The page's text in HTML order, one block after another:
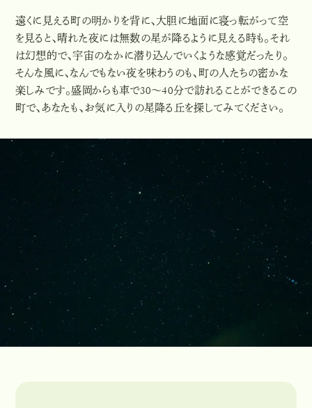
遠くに見える町の明かりを背に、大胆に地面に寝っ転がって空
を見ると、晴れた夜には無数の星が降るように見える時も。それ
は幻想的で、宇宙のなかに潜り込んでいくような感覚だったり。
そんな風に、なんでもない夜を味わうのも、町の人たちの密かな
楽しみです。盛岡からも車で30〜40分で訪れることができるこの
町で、あなたも、お気に入りの星降る丘を探してみてください。